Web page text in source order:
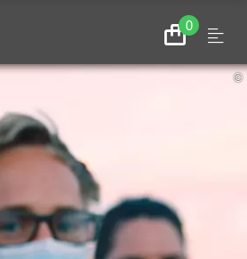
0
Zum
Warenkorb
Menu
©